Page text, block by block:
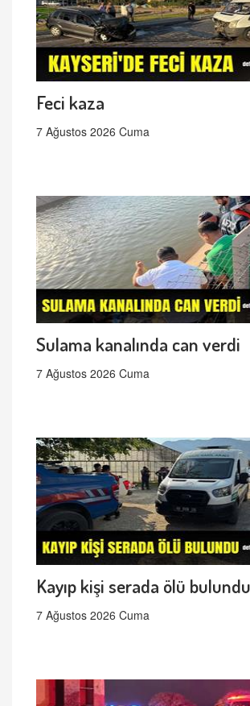
Feci kaza
7 Ağustos 2026 Cuma
Sulama kanalında can verdi
7 Ağustos 2026 Cuma
Kayıp kişi serada ölü bulundu
7 Ağustos 2026 Cuma